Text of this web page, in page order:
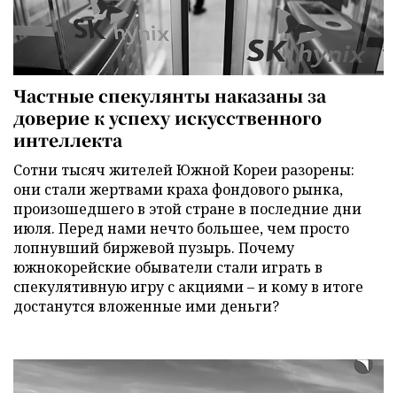
Частные спекулянты наказаны за
доверие к успеху искусственного
интеллекта
Сотни тысяч жителей Южной Кореи разорены:
они стали жертвами краха фондового рынка,
произошедшего в этой стране в последние дни
июля. Перед нами нечто большее, чем просто
лопнувший биржевой пузырь. Почему
южнокорейские обыватели стали играть в
спекулятивную игру с акциями – и кому в итоге
достанутся вложенные ими деньги?